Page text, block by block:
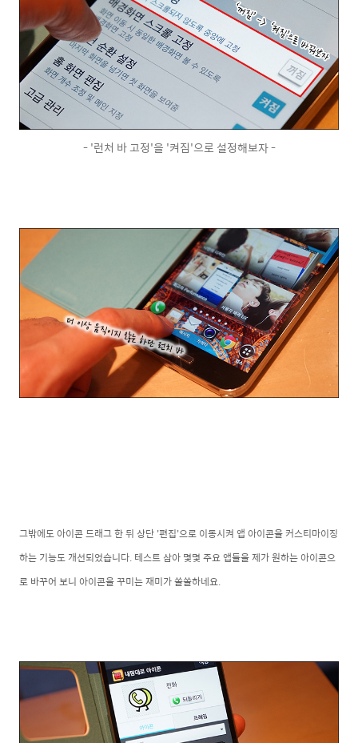
- '런처 바 고정'을 '켜짐'으로 설정해보자 -
그밖에도 아이콘 드래그 한 뒤 상단 '편집'으로 이동시켜 앱 아이콘을 커스티마이징
하는 기능도 개선되었습니다. 테스트 삼아 몇몇 주요 앱들을 제가 원하는 아이콘으
로 바꾸어 보니 아이콘을 꾸미는 재미가 쏠쏠하네요.